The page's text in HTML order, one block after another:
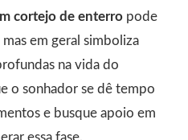
cortejo de enterro pode
em geral simboliza
na vida do
o sonhador se dê tempo
e busque apoio em
essa fase.